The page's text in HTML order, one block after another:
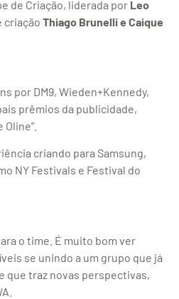
de Criação, liderada por Leo
criação Thiago Brunelli e Caique
por DM9, Wieden+Kennedy,
prêmios da publicidade,
criando para Samsung,
NY Festivals e Festival do
o time. É muito bom ver
se unindo a um grupo que já
que traz novas perspectivas,